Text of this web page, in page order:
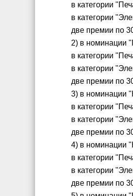
в категории
в категории
две премии по
2) в номинации
в категории
в категории
две премии по
3) в номинации
в категории
в категории
две премии по
4) в номинации
в категории
в категории
две премии по